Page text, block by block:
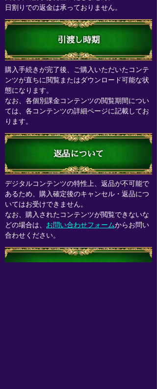
日割りでの返金は承っておりません。
引渡し時期
購入手続きが完了後、ご購入いただいたコンテ
ンツが直ちに閲覧またはダウンロード可能な状
態になります。
なお、各個別課金コンテンツの閲覧期間につい
ては、各コンテンツの詳細ページに記載してお
ります。
返品について
デジタルコンテンツの特性上、返品が不可能で
あるため、購入確定後のキャンセル・返品につ
いてはお受けできません。
なお、購入されたコンテンツが閲覧できないな
どの場合は、 お問い合わせフォームからお問い
合わせください。